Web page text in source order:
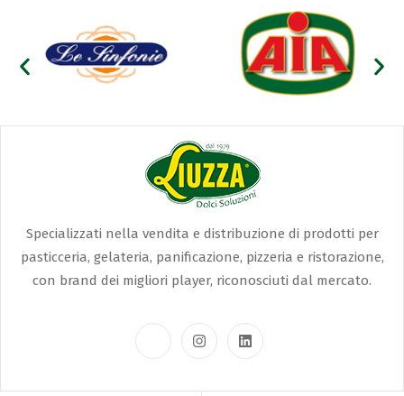
Specializzati nella vendita e distribuzione di prodotti per
pasticceria, gelateria, panificazione, pizzeria e ristorazione,
con brand dei migliori player, riconosciuti dal mercato.